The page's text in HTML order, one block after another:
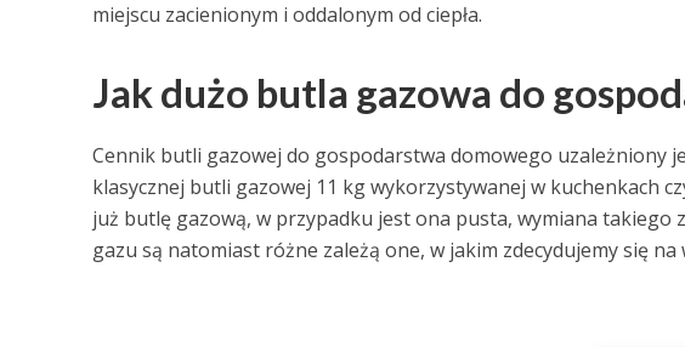
miejscu zacienionym i oddalonym od ciepła.
Jak dużo butla gazowa do
Cennik butli gazowej do gospodarstwa domowego uzależniony
klasycznej butli gazowej 11 kg wykorzystywanej w kuchenkach
już butlę gazową, w przypadku jest ona pusta, wymiana takiego
gazu są natomiast różne zależą one, w jakim zdecydujemy się na